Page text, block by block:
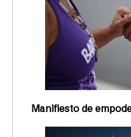
Manifiesto de